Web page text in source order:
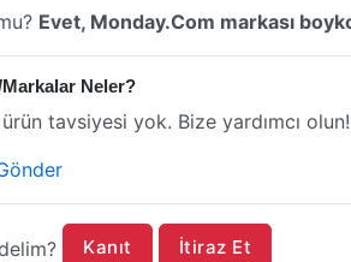
Evet, Monday.Com markası
Neler?
tavsiyesi yok. Bize yardımcı olun!
Kanıt İtiraz Et